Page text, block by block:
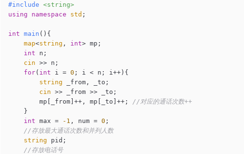
#include
<string>
using
namespace std ;
int main () {
map<string , int> mp;
int n;
cin >> n;
for( int i = 0 ; i < n; i++){
string _from, _to;
cin >> _from >> _to;
mp[_from]++, mp[_to]++;
//对应的通话次数++
}
int max = -1 , num = 0 ;
//存放最大通话次数和并列人数
string pid;
//存放电话号